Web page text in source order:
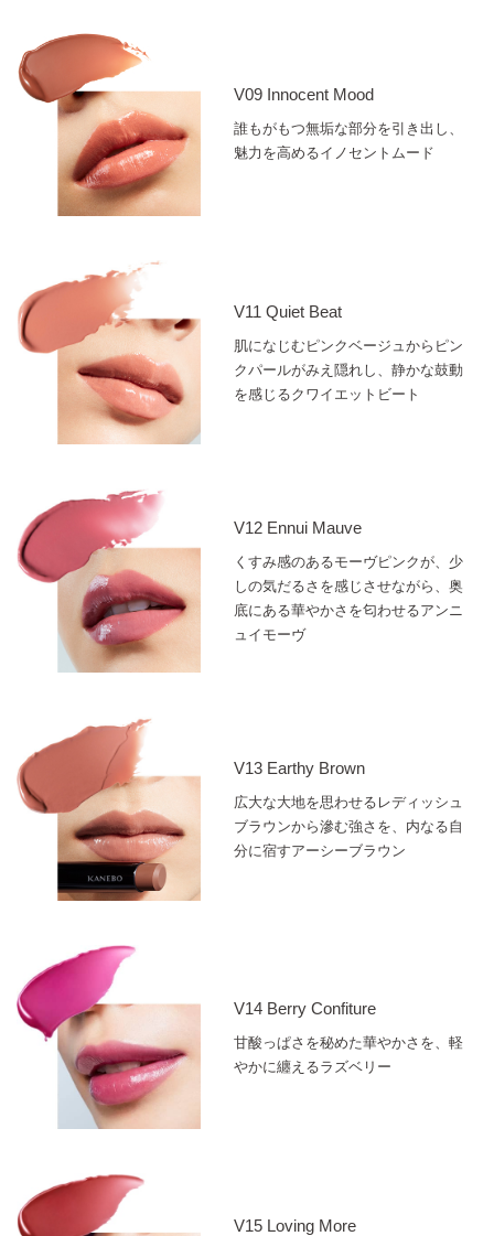
V09 Innocent Mood
誰もがもつ無垢な部分を引き出し、
魅力を高めるイノセントムード
V11 Quiet Beat
肌になじむピンクベージュからピン
クパールがみえ隠れし、静かな鼓動
を感じるクワイエットビート
V12 Ennui Mauve
くすみ感のあるモーヴピンクが、少
しの気だるさを感じさせながら、奥
底にある華やかさを匂わせるアンニ
ュイモーヴ
V13 Earthy Brown
広大な大地を思わせるレディッシュ
ブラウンから滲む強さを、内なる自
分に宿すアーシーブラウン
V14 Berry Confiture
甘酸っぱさを秘めた華やかさを、軽
やかに纏えるラズベリー
V15 Loving More